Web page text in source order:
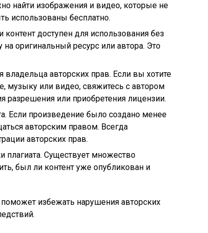
найти изображения и видео, которые не
использованы бесплатно.
доступен для использования без
оригинальный ресурс или автора. Это
владельца авторских прав. Если вы хотите
музыку или видео, свяжитесь с автором
разрешения или приобретения лицензии.
Если произведение было создано менее
авторским правом. Всегда
авторских прав.
плагиата. Существует множество
был ли контент уже опубликован и
избежать нарушения авторских